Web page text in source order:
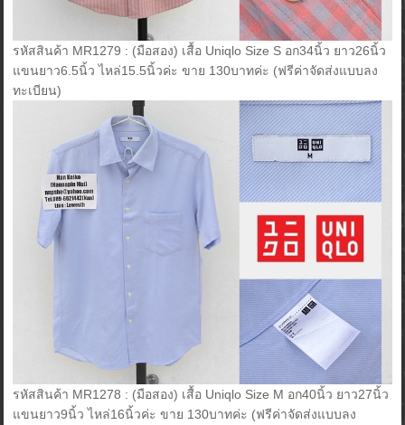
รหัสสินค้า MR1279 : (มือสอง) เสื้อ Uniqlo Size S อก34นิ้ว ยาว26นิ้ว
แขนยาว6.5นิ้ว ไหล่15.5นิ้วค่ะ ขาย 130บาทค่ะ (ฟรีค่าจัดส่งแบบลง
ทะเบียน)
รหัสสินค้า MR1278 : (มือสอง) เสื้อ Uniqlo Size M อก40นิ้ว ยาว27นิ้ว
แขนยาว9นิ้ว ไหล่16นิ้วค่ะ ขาย 130บาทค่ะ (ฟรีค่าจัดส่งแบบลง